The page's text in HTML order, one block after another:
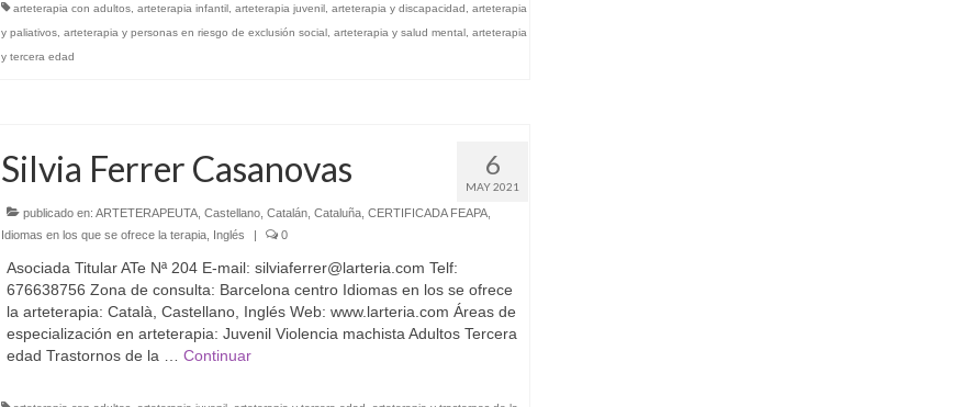
arteterapia con adultos, arteterapia infantil, arteterapia juvenil, arteterapia y discapacidad
arteterapia
y paliativos, arteterapia y personas en riesgo de exclusión social, arteterapia y salud mental, arteterapia
y tercera edad
6
MAY 2021
Silvia Ferrer Casanovas
publicado en: ARTETERAPEUTA, Castellano, Catalán, Cataluña, CERTIFICADA FEAPA,
Idiomas en los que se ofrece la terapia, Inglés | 0
Asociada Titular ATe Nª 204 E-mail: silviaferrer@larteria.com Telf:
676638756 Zona de consulta: Barcelona centro Idiomas en los se ofrece
la arteterapia: Català, Castellano, Inglés Web: www.larteria.com Áreas de
especialización en arteterapia: Juvenil Violencia machista Adultos Tercera
edad Trastornos de la … Continuar